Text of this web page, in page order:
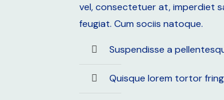
vel, consectetuer at, imperdiet
feugiat. Cum sociis natoque.
Suspendisse a
Quisque lorem tortor